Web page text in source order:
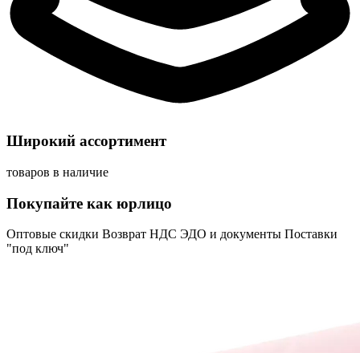
Широкий ассортимент
товаров в наличие
Покупайте как юрлицо
Оптовые скидки Возврат НДС ЭДО и документы Поставки
"под ключ"